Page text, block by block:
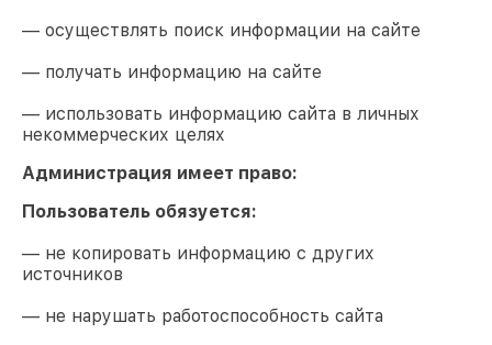
— осуществлять поиск информации на сайте
— получать информацию на сайте
— использовать информацию сайта в личных
некоммерческих целях
Администрация имеет право:
Пользователь обязуется:
— не копировать информацию с других
источников
— не нарушать работоспособность сайта